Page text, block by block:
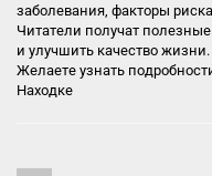
заболевания, факторы
Читатели получат
и улучшить качество жизни.
Желаете узнать
Находке